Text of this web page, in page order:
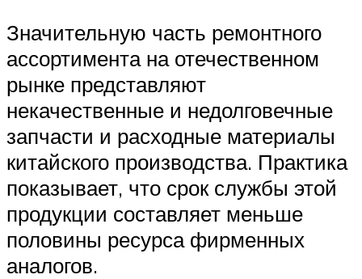
Значительную часть ремонтного
ассортимента на отечественном
рынке представляют
некачественные и недолговечные
запчасти и расходные материалы
китайского производства. Практика
показывает, что срок службы этой
продукции составляет меньше
половины ресурса фирменных
аналогов.